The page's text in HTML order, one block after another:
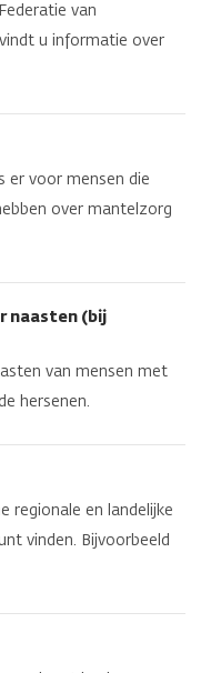
van
u informatie over
er voor mensen die
over mantelzorg
naasten (bij
van mensen met
hersenen.
regionale en landelijke
vinden. Bijvoorbeeld